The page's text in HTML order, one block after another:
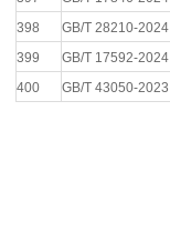
398
GB/T 28210-2024
399
GB/T 17592-2024
400
GB/T 43050-2023